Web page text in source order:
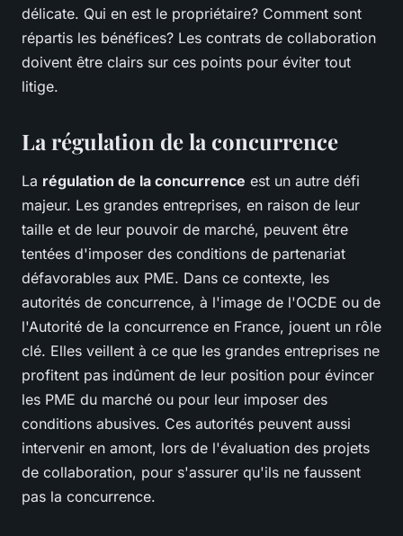
délicate. Qui en est le propriétaire? Comment sont
répartis les bénéfices? Les contrats de collaboration
doivent être clairs sur ces points pour éviter tout
litige.
La régulation de la concurrence
La régulation de la concurrence est un autre défi
majeur. Les grandes entreprises, en raison de leur
taille et de leur pouvoir de marché, peuvent être
tentées d'imposer des conditions de partenariat
défavorables aux PME. Dans ce contexte, les
autorités de concurrence, à l'image de l'OCDE ou de
l'Autorité de la concurrence en France, jouent un rôle
clé. Elles veillent à ce que les grandes entreprises ne
profitent pas indûment de leur position pour évincer
les PME du marché ou pour leur imposer des
conditions abusives. Ces autorités peuvent aussi
intervenir en amont, lors de l'évaluation des projets
de collaboration, pour s'assurer qu'ils ne faussent
pas la concurrence.